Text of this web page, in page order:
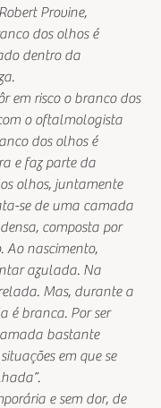
Provine,
dos olhos é
dentro da
em risco o branco dos
o oftalmologista
dos olhos é
e faz parte da
olhos, juntamente
se de uma camada
composta por
Ao nascimento,
azulada. Na
Mas, durante a
é branca. Por ser
bastante
em que se
e sem dor, de